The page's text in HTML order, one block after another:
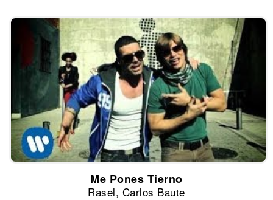
Me Pones Tierno
Rasel, Carlos Baute